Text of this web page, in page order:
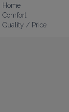
Home
Comfort
Quality / Price